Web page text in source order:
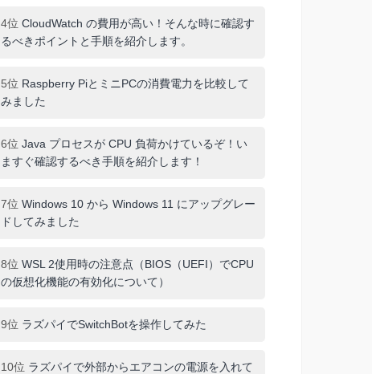
4位 CloudWatch の費用が高い！そんな時に確認す
るべきポイントと手順を紹介します。
5位 Raspberry PiとミニPCの消費電力を比較して
みました
6位 Java プロセスが CPU 負荷かけているぞ！い
ますぐ確認するべき手順を紹介します！
7位 Windows 10 から Windows 11 にアップグレー
ドしてみました
8位 WSL 2使用時の注意点（BIOS（UEFI）でCPU
の仮想化機能の有効化について）
9位 ラズパイでSwitchBotを操作してみた
10位 ラズパイで外部からエアコンの電源を入れて